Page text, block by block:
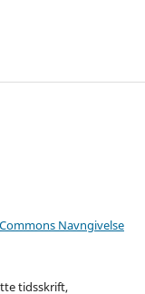
Navngivelse
tidsskrift,